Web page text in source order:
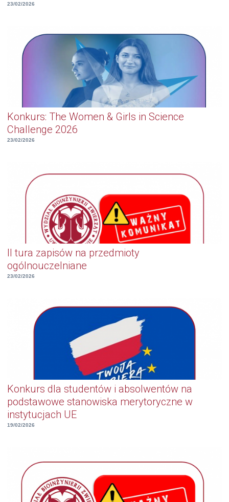
23/02/2026
Konkurs: The Women & Girls in Science
Challenge 2026
23/02/2026
II tura zapisów na przedmioty
ogólnouczelniane
23/02/2026
Konkurs dla studentów i absolwentów na
podstawowe stanowiska merytoryczne w
instytucjach UE
19/02/2026